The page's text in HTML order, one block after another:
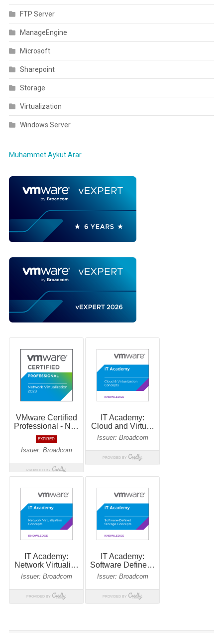
FTP Server
ManageEngine
Microsoft
Sharepoint
Storage
Virtualization
Windows Server
Muhammet Aykut Arar